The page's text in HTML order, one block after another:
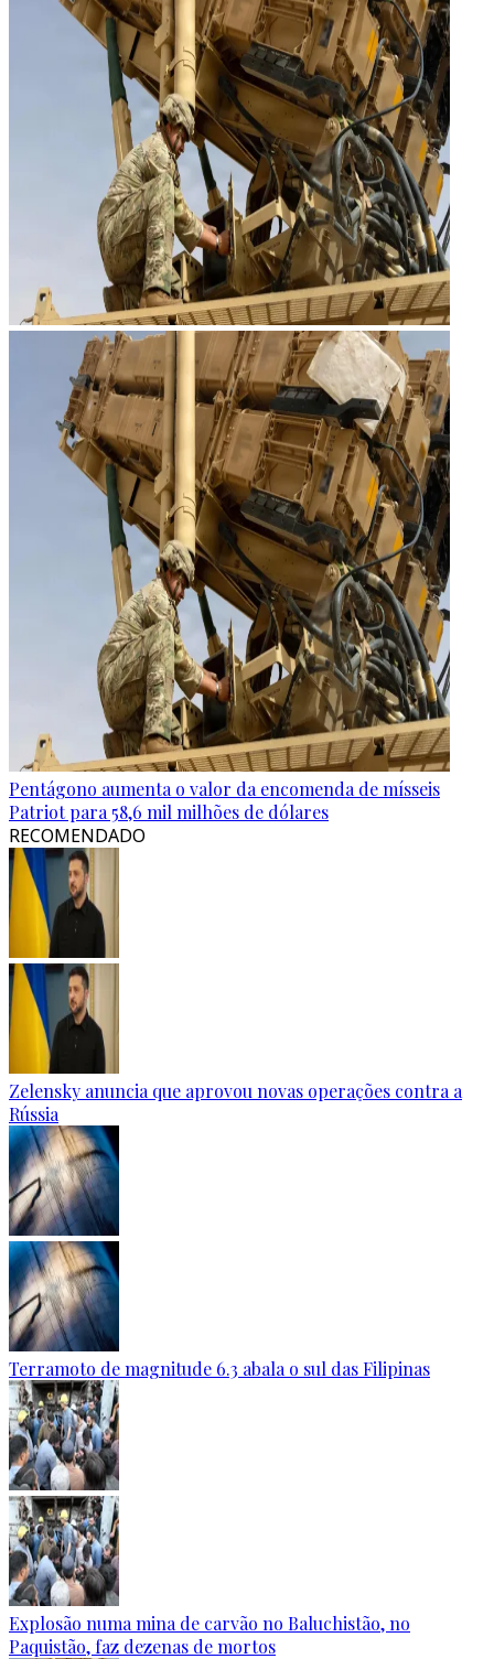
Pentágono aumenta o valor da encomenda de mísseis
Patriot para 58,6 mil milhões de dólares
RECOMENDADO
Zelensky anuncia que aprovou novas operações contra a
Rússia
Terramoto de magnitude 6.3 abala o sul das Filipinas
Explosão numa mina de carvão no Baluchistão, no
Paquistão, faz dezenas de mortos